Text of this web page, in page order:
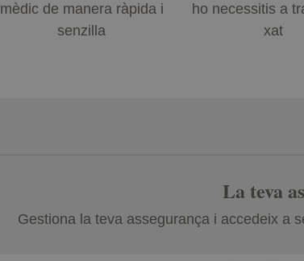
mèdic de manera ràpida i
senzilla
ho necessitis a
xat
La teva
Gestiona la teva assegurança i accedeix a